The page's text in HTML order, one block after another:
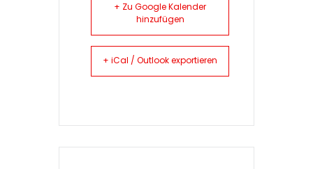
+ Zu Google Kalender
hinzufügen
+ iCal / Outlook exportieren